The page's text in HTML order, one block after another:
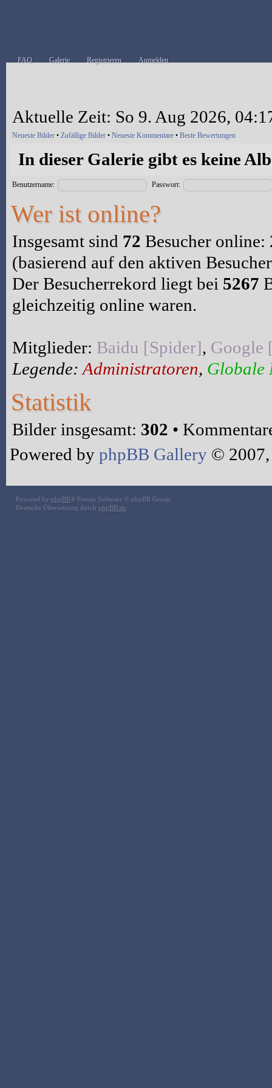
FAQ Galerie Registrieren Anmelden
Aktuelle Zeit: So 9. Aug 2026,
Neueste Bilder • Zufällige Bilder • Neueste Kommentare • Beste Bewertungen
In dieser Galerie gibt es keine
Benutzername: Passwort:
Wer ist online?
Insgesamt sind 72 Besucher online:
(basierend auf den aktiven
Der Besucherrekord liegt bei 5267
gleichzeitig online waren.
Mitglieder: Baidu [Spider], Google
Legende: Administratoren, Globale
Statistik
Bilder insgesamt: 302 •
Powered by phpBB Gallery ©
Powered by phpBB® Forum Software © phpBB Group
Deutsche Übersetzung durch phpBB.de